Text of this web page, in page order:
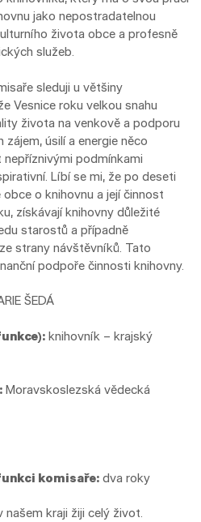
jako nepostradatelnou
života obce a profesně
služeb.
sleduji u většiny
Vesnice roku velkou snahu
života na venkově a podporu
úsilí a energie něco
podmínkami
Líbí se mi, že po deseti
o knihovnu a její činnost
získávají knihovny důležité
starostů a případně
strany návštěvníků. Tato
podpoře činnosti knihovny.
ŠEDÁ
knihovník – krajský
Moravskoslezská vědecká
komisaře: dva roky
kraji žiji celý život.